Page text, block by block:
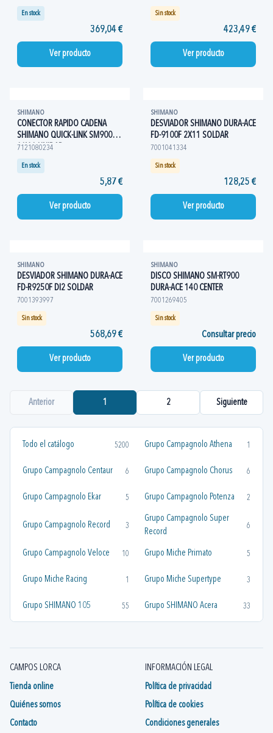
Todo el catálogo 5200 Grupo Campagnolo Athena 1
Grupo Campagnolo Centaur 6 Grupo Campagnolo Chorus 6
Grupo Campagnolo Ekar 5 Grupo Campagnolo Potenza 2
Grupo Campagnolo Record 3
Grupo Campagnolo Super
Record
6
Grupo Campagnolo Veloce 10 Grupo Miche Primato 5
Grupo Miche Racing 1 Grupo Miche Supertype 3
Grupo SHIMANO 105 55 Grupo SHIMANO Acera 33
Grupo SHIMANO CUES Grupo SHIMANO Deore
En stock
369,04 €
Ver producto
Sin stock
423,49 €
Ver producto
SHIMANO
CONECTOR RAPIDO CADENA
SHIMANO QUICK-LINK SM900
11V 1 UNIDAD
7121080234
En stock
5,87 €
Ver producto
SHIMANO
DESVIADOR SHIMANO DURA-ACE
FD-9100F 2X11 SOLDAR
7001041334
Sin stock
128,25 €
Ver producto
SHIMANO
DESVIADOR SHIMANO DURA-ACE
FD-R9250F DI2 SOLDAR
7001393997
Sin stock
568,69 €
Ver producto
SHIMANO
DISCO SHIMANO SM-RT900
DURA-ACE 140 CENTER
7001269405
Sin stock
Consultar precio
Ver producto
Anterior 1 2 Siguiente
CAMPOS LORCA
Tienda online
Quiénes somos
Contacto
INFORMACIÓN LEGAL
Política de privacidad
Política de cookies
Condiciones generales